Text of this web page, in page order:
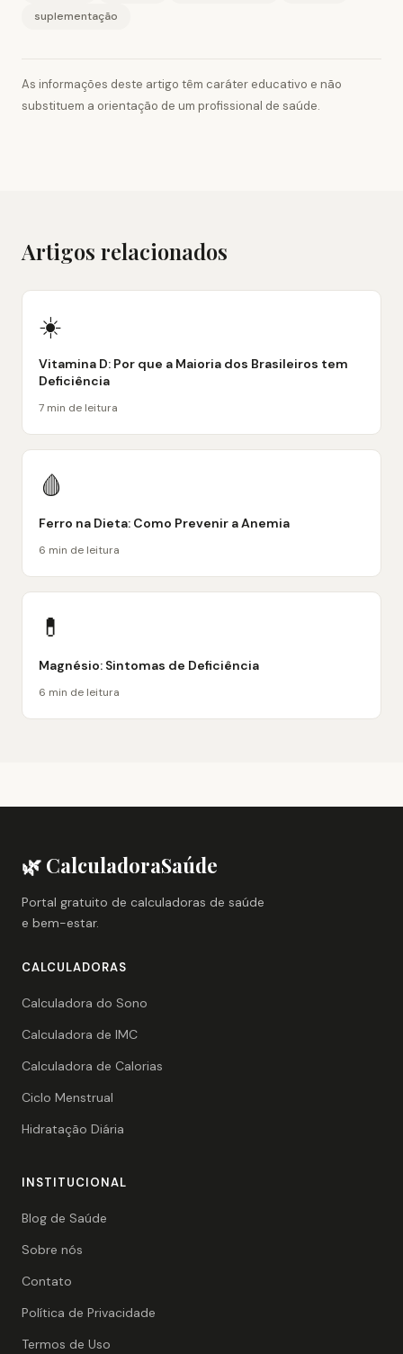
suplementação
As informações deste artigo têm caráter educativo e não
substituem a orientação de um profissional de saúde.
Artigos relacionados
☀️
Vitamina D: Por que a Maioria dos Brasileiros tem
Deficiência
7 min de leitura
🩸
Ferro na Dieta: Como Prevenir a Anemia
6 min de leitura
💊
Magnésio: Sintomas de Deficiência
6 min de leitura
🌿 CalculadoraSaúde
Portal gratuito de calculadoras de saúde
e bem-estar.
CALCULADORAS
Calculadora do Sono
Calculadora de IMC
Calculadora de Calorias
Ciclo Menstrual
Hidratação Diária
INSTITUCIONAL
Blog de Saúde
Sobre nós
Contato
Política de Privacidade
Termos de Uso